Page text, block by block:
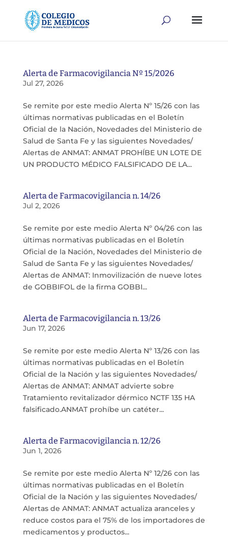
Alerta de Farmacovigilancia Nº 15/2026
Jul 27, 2026
Se remite por este medio Alerta Nº 15/26 con las
últimas normativas publicadas en el Boletín
Oficial de la Nación, Novedades del Ministerio de
Salud de Santa Fe y las siguientes Novedades/
Alertas de ANMAT: ANMAT PROHÍBE UN LOTE DE
UN PRODUCTO MÉDICO FALSIFICADO DE LA...
Alerta de Farmacovigilancia n. 14/26
Jul 2, 2026
Se remite por este medio Alerta Nº 04/26 con las
últimas normativas publicadas en el Boletín
Oficial de la Nación, Novedades del Ministerio de
Salud de Santa Fe y las siguientes Novedades/
Alertas de ANMAT: Inmovilización de nueve lotes
de GOBBIFOL de la firma GOBBI...
Alerta de Farmacovigilancia n. 13/26
Jun 17, 2026
Se remite por este medio Alerta Nº 13/26 con las
últimas normativas publicadas en el Boletín
Oficial de la Nación y las siguientes Novedades/
Alertas de ANMAT: ANMAT advierte sobre
Tratamiento revitalizador dérmico NCTF 135 HA
falsificado.ANMAT prohíbe un catéter...
Alerta de Farmacovigilancia n. 12/26
Jun 1, 2026
Se remite por este medio Alerta Nº 12/26 con las
últimas normativas publicadas en el Boletín
Oficial de la Nación y las siguientes Novedades/
Alertas de ANMAT: ANMAT actualiza aranceles y
reduce costos para el 75% de los importadores de
medicamentos y productos...